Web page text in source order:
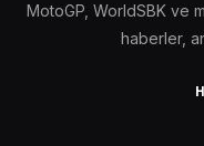
MotoGP, WorldSBK ve
haberler,